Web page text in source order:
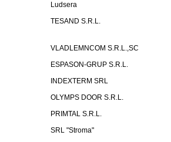
Ludsera
TESAND S.R.L.
VLADLEMNCOM S.R.L.,SC
ESPASON-GRUP S.R.L.
INDEXTERM SRL
OLYMPS DOOR S.R.L.
PRIMTAL S.R.L.
SRL "Stroma"